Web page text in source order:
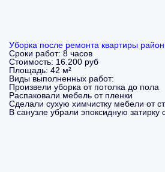
Уборка после ремонта квартиры район
Сроки работ: 8 часов
Стоимость: 16.200 руб
Площадь: 42 м²
Виды выполненных работ:
Произвели уборка от потолка до пола
Распаковали мебель от пленки
Сделали сухую химчистку мебели от
В санузле убрали эпоксидную затирку